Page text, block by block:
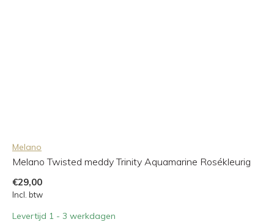
Melano
Melano Twisted meddy Trinity Aquamarine Rosékleurig
€29,00
Incl. btw
Levertijd 1 - 3 werkdagen